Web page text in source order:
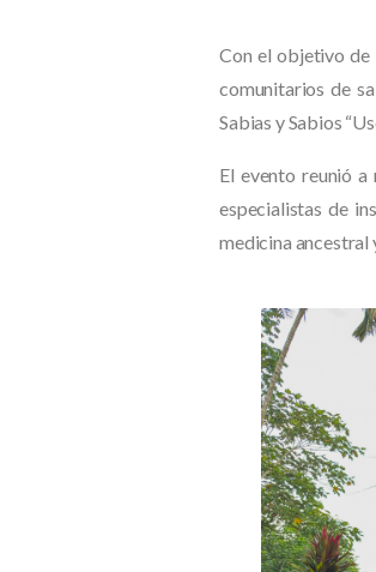
Con el objetivo de
comunitarios de
Sabias y Sabios
El evento reunió a
especialistas de
medicina ancestral